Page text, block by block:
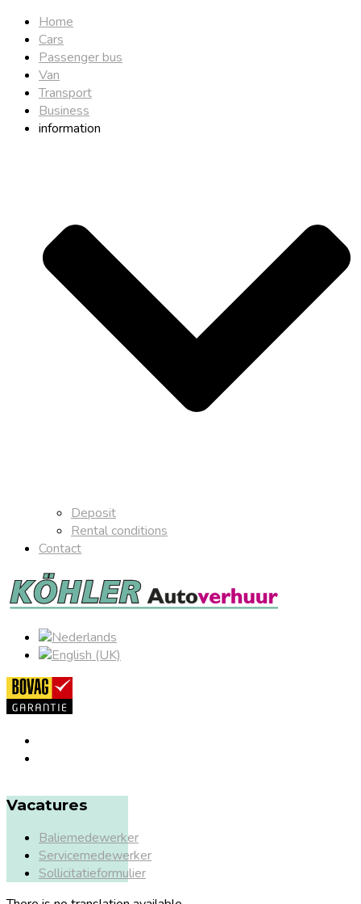
Home
Cars
Passenger bus
Van
Transport
Business
information
Deposit
Rental conditions
Contact
Vacatures
Baliemedewerker
Servicemedewerker
Sollicitatieformulier